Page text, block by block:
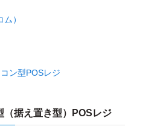
）
ン型POSレジ
（据え置き型）POSレジ